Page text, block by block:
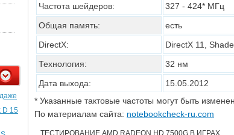
D 15
Частота шейдеров:
327 - 424* МГц
Общая память:
есть
DirectX:
DirectX 11,
Технология:
32 нм
Дата выхода:
15.05.2012
* Указанные тактовые частоты могут быть
По материалам сайта: notebookcheck-ru.com
ТЕСТИРОВАНИЕ AMD RADEON HD 7500G В ИГРАХ